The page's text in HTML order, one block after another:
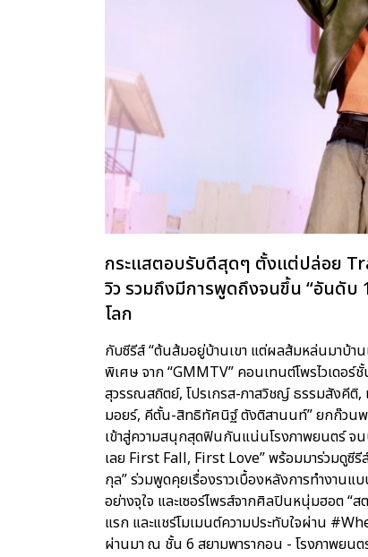
กระแสตอบรับดีสุดๆ ตั้งแต่ปล่อย
วิว รวมถึงมีการพูดถึงจนขึ้น “อันดั
โลก
กับซีรีส์ “ต้นส้มอยู่บ้านเขา แต่ผลส้มหล่นมาบ้า
พิเศษ จาก “GMMTV” คอนเทนต์โพรไวเดอ
สุวรรณสถิตย์, โปรเกรส-ภาสวิชญ์ ธรรมสังคี
มอยร์, คีตั้น-สิทธิทัศนิฐ์ ตังติสานนท์” ยกก๊ว
เข้าสู่ความสนุกสุดฟินกันแน่นโรงภาพยนตร์ จ
เลย First Fall, First Love” พร้อมมาร่วมดู
กุล” ร่วมพูดคุยเรื่องราวเบื้องหลังการทำงา
อย่างจุใจ และเซอร์ไพรส์จากศิลปินหนุ่มฮอต “
แรก และแชร์โมเมนต์ความประทับใจผ่าน
ผ่านมา ณ ชั้น 6 สยามพารากอน - โรงภาพยน